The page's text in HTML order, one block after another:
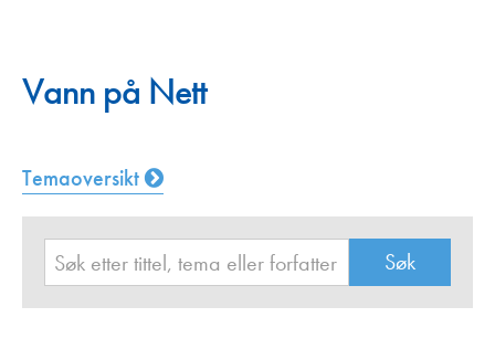
Vann på Nett
Temaoversikt